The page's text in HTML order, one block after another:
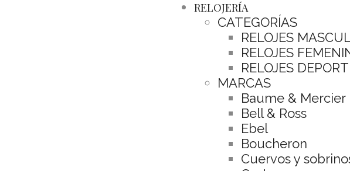
RELOJERÍA
CATEGORÍAS
RELOJES
RELOJES
RELOJES
MARCAS
Baume & Mercier
Bell & Ross
Ebel
Boucheron
Cuervos y